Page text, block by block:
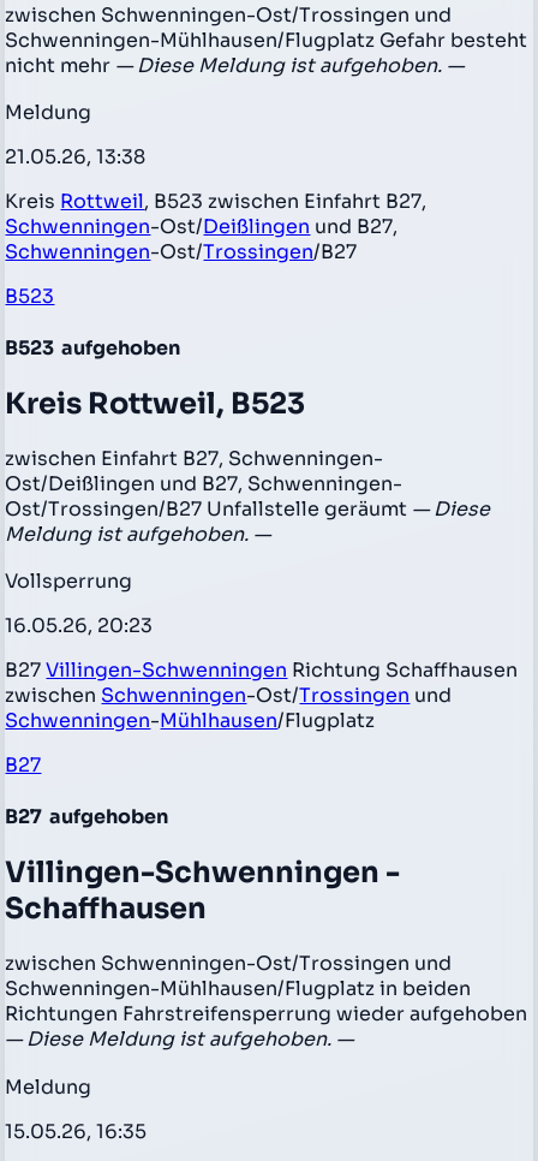
zwischen Schwenningen-Ost/Trossingen und
Schwenningen-Mühlhausen/Flugplatz Gefahr besteht
nicht mehr — Diese Meldung ist aufgehoben. —
Meldung
21.05.26, 13:38
Kreis Rottweil, B523 zwischen Einfahrt B27,
Schwenningen-Ost/Deißlingen und B27,
Schwenningen-Ost/Trossingen/B27
B523
B523 aufgehoben
Kreis Rottweil, B523
zwischen Einfahrt B27, Schwenningen-
Ost/Deißlingen und B27, Schwenningen-
Ost/Trossingen/B27 Unfallstelle geräumt — Diese
Meldung ist aufgehoben. —
Vollsperrung
16.05.26, 20:23
B27Villingen-Schwenningen Richtung Schaffhausen
zwischen Schwenningen-Ost/Trossingen und
Schwenningen-Mühlhausen/Flugplatz
B27
B27 aufgehoben
Villingen-Schwenningen -
Schaffhausen
zwischen Schwenningen-Ost/Trossingen und
Schwenningen-Mühlhausen/Flugplatz in beiden
Richtungen Fahrstreifensperrung wieder aufgehoben
— Diese Meldung ist aufgehoben. —
Meldung
15.05.26, 16:35